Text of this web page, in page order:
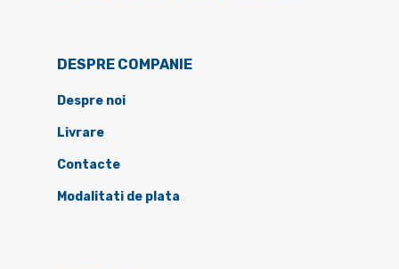
DESPRE COMPANIE
Despre noi
Livrare
Contacte
Modalitati de plata